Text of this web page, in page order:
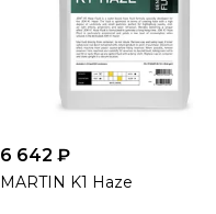
6 642 ₽
MARTIN K1 Haze